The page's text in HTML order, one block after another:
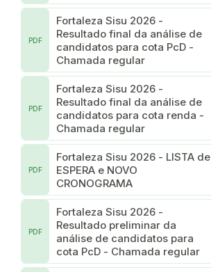
Fortaleza Sisu 2026 -
Resultado final da análise de
candidatos para cota PcD -
Chamada regular
PDF
Fortaleza Sisu 2026 -
Resultado final da análise de
candidatos para cota renda -
Chamada regular
PDF
Fortaleza Sisu 2026 - LISTA de
ESPERA e NOVO
CRONOGRAMA
PDF
Fortaleza Sisu 2026 -
Resultado preliminar da
análise de candidatos para
cota PcD - Chamada regular
PDF